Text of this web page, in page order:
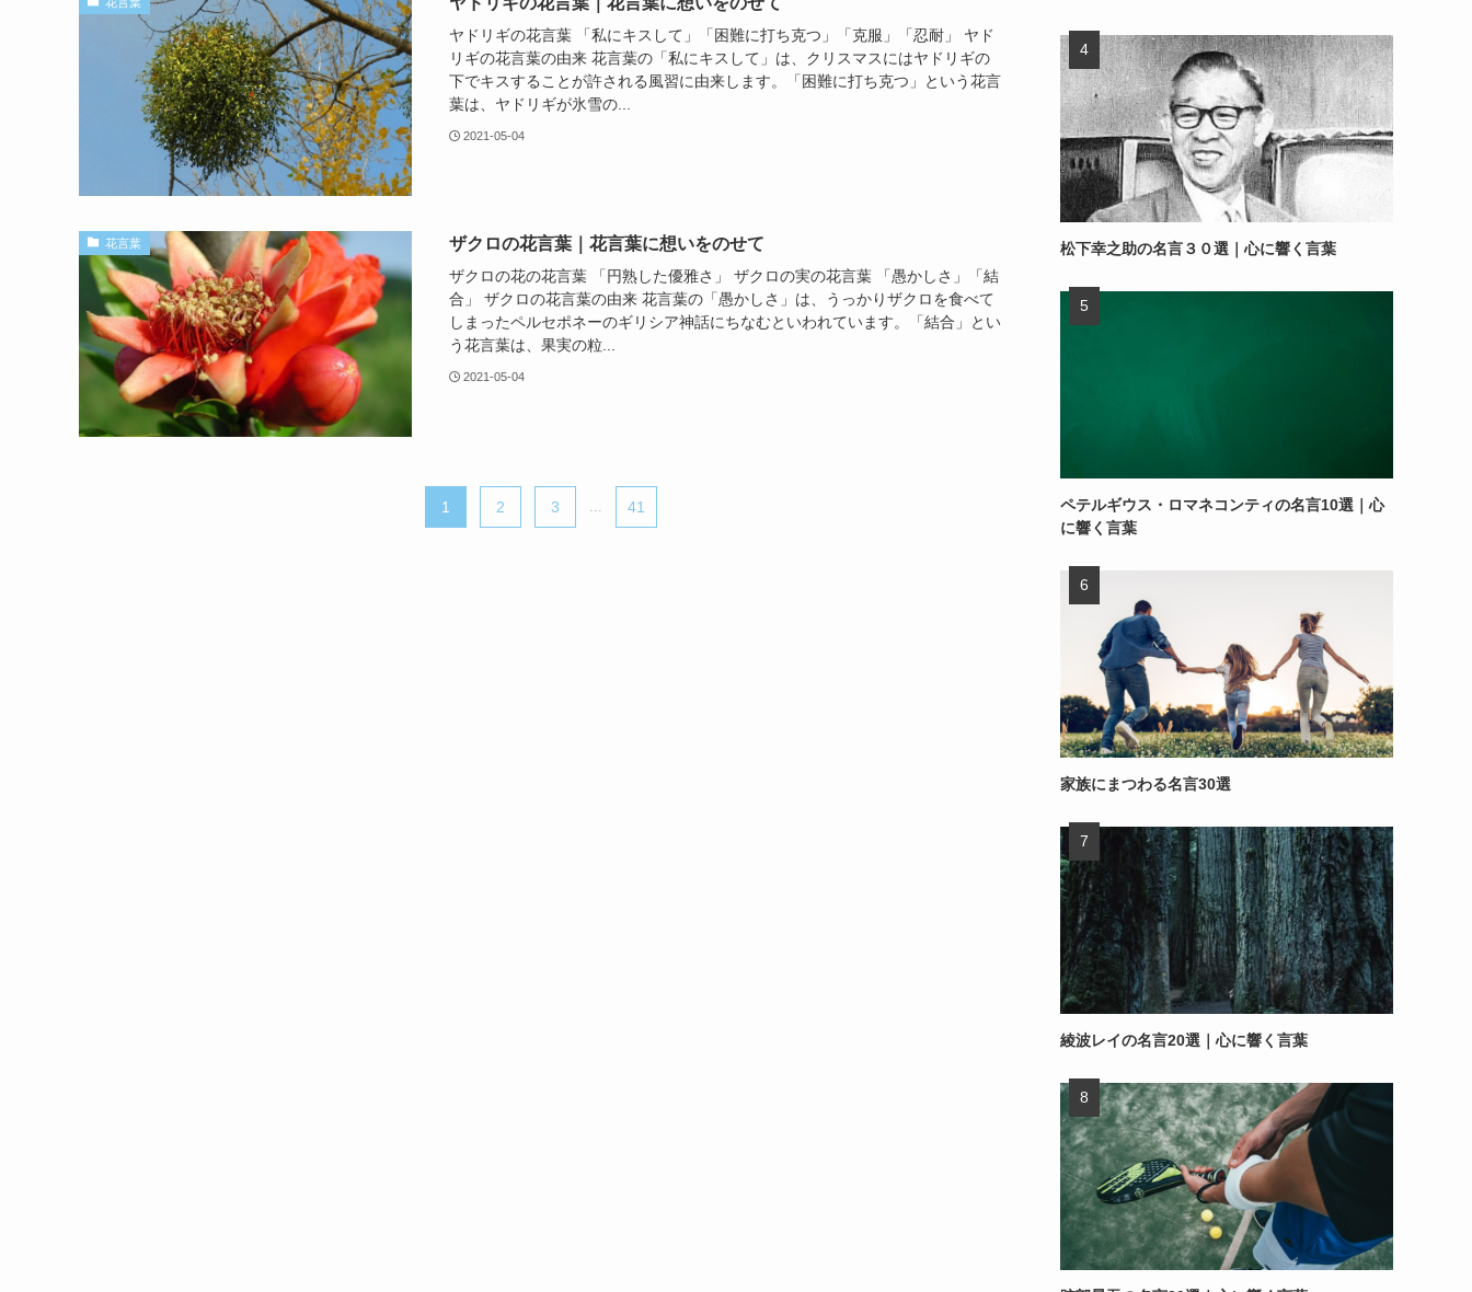
ヤドリギの花言葉 「私にキスして」「困難に打ち克つ」「克服」「忍耐」 ヤド
リギの花言葉の由来 花言葉の「私にキスして」は、クリスマスにはヤドリギの
下でキスすることが許される風習に由来します。「困難に打ち克つ」という花言
葉は、ヤドリギが氷雪の...
2021-05-04
花言葉 ザクロの花言葉｜花言葉に想いをのせて
ザクロの花の花言葉 「円熟した優雅さ」 ザクロの実の花言葉 「愚かしさ」「結
合」 ザクロの花言葉の由来 花言葉の「愚かしさ」は、うっかりザクロを食べて
しまったペルセポネーのギリシア神話にちなむといわれています。「結合」とい
う花言葉は、果実の粒...
2021-05-04
1 2 3 41
松下幸之助の名言３０選｜心に響く言葉
ペテルギウス・ロマネコンティの名言10選｜心
に響く言葉
家族にまつわる名言30選
綾波レイの名言20選｜心に響く言葉